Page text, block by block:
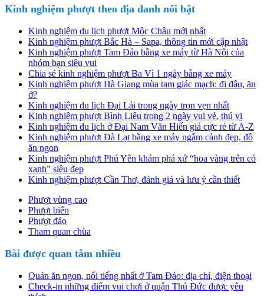
Kinh nghiệm phượt theo địa danh nổi bật
Kinh nghiệm du lịch phượt Mộc Châu mới nhất
Kinh nghiệm phượt Bắc Hà – Sapa, thông tin mới cập nhật
Kinh nghiệm phượt Tam Đảo bằng xe máy từ Hà Nội của
nhóm bạn siêu vui
Chia sẻ kinh nghiệm phượt Ba Vì 1 ngày bằng xe máy
Kinh nghiệm phượt Hà Giang mùa tam giác mạch: đi đâu, ăn
ở?
Kinh nghiệm du lịch Đại Lải trong ngày trọn vẹn nhất
Kinh nghiệm phượt Bình Liêu trong 2 ngày vui vẻ, thú vị
Kinh nghiệm du lịch ở Đại Nam Văn Hiến giá cực rẻ từ A-Z
Kinh nghiệm phượt Đà Lạt bằng xe máy ngắm cảnh đẹp, đồ
ăn ngon
Kinh nghiệm phượt Phú Yên khám phá xứ “hoa vàng trên cỏ
xanh” siêu đẹp
Kinh nghiệm phượt Cần Thơ, đánh giá và lưu ý cần thiết
Phượt vùng cao
Phượt biển
Phượt đảo
Tham quan chùa
Bài được quan tâm nhiều
Quán ăn ngon, nổi tiếng nhất ở Tam Đảo: địa chỉ, điện thoại
Check-in những điểm vui chơi ở quận Thủ Đức được yêu